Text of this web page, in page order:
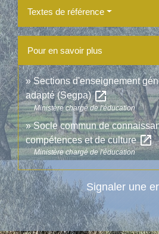
Textes de référence
Pour en savoir plus
Sections d'enseignement
adapté (Segpa)open_in_new
Ministère chargé de l'éducation
Socle commun de
compétences et de cultureopen_in_new
Ministère chargé de l'éducation
Signaler une